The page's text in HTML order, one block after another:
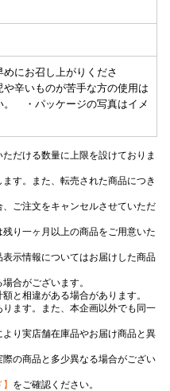
めにお召し上がりくださ
辛いものが苦手な方の使用は
。 ・パッケージの写真はイメ
だける数量に上限を設けておりま
す。また、転売された商品につき
ご注文をキャンセルさせていただ
り一ヶ月以上の商品をご用意いた
示情報についてはお届けした商品
合がございます。
と相違がある場合があります。
ます。また、本企画以外でも同一
り実店舗在庫品やお届け商品と異
の商品と多少異なる場合がござい
をご確認ください。